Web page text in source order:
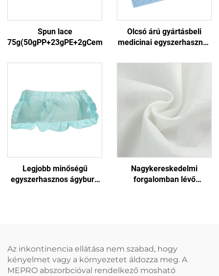
Spun lace
75g(50gPP+23gPE+2gCement)3
Olcsó árú gyártásbeli
medicinai egyszerhasznos
anyag SMS/SMMS
Legjobb minőségű
egyszerhasznos ágyburk
Nagykereskedelmi
forgalomban lévő
törő anyag
egyszerhasznos
pánikanyagokhoz
Az inkontinencia ellátása nem szabad, hogy
kényelmet vagy a környezetet áldozza meg. A
MEPRO abszorbcióval rendelkező mosható